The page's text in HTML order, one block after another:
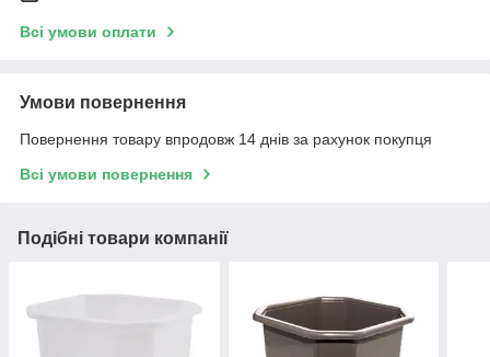
Всі умови оплати
Умови повернення
Повернення товару впродовж 14 днів за рахунок покупця
Всі умови повернення
Подібні товари компанії